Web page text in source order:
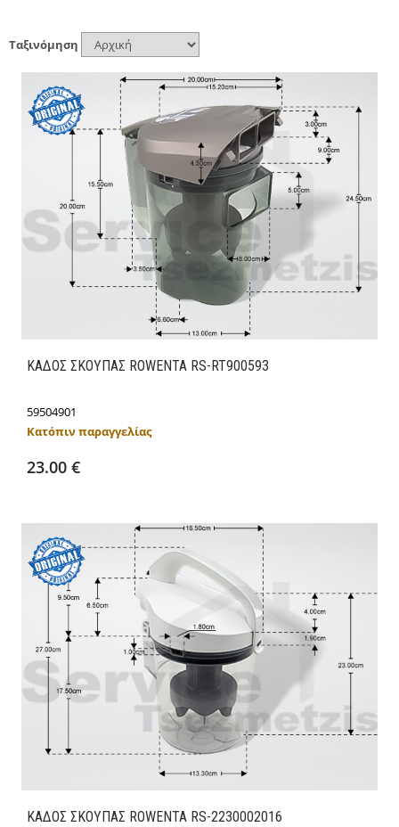
Ταξινόμηση
ΚΑΔΟΣ ΣΚΟΥΠΑΣ ROWENTA RS-RT900593
59504901
Κατόπιν παραγγελίας
23.00 €
ΚΑΔΟΣ ΣΚΟΥΠΑΣ ROWENTA RS-2230002016